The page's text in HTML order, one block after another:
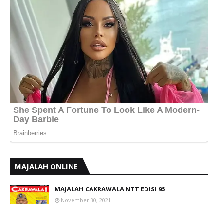
MAJALAH ONLINE
MAJALAH CAKRAWALA NTT EDISI 95
November 30, 2021